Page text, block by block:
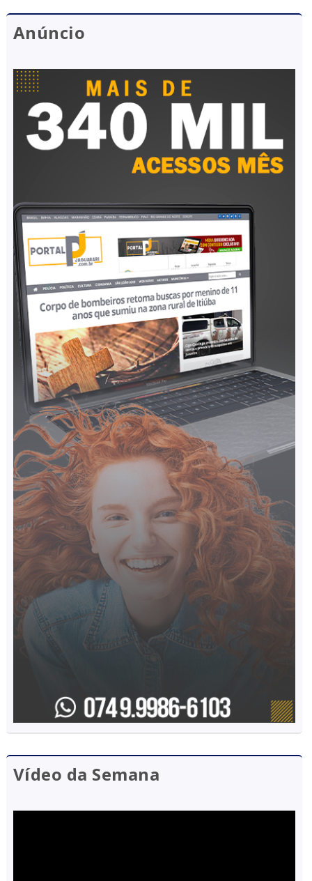
Anúncio
Vídeo da Semana